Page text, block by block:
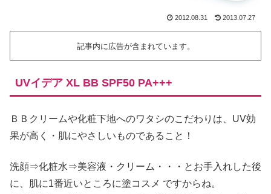
2012.08.31 2013.07.27
記事内に広告が含まれています。
UVイデア XL BB SPF50 PA+++
ＢＢクリームや化粧下地へのワタシのこだわりは、UV効
果が高く・肌にやさしいものであること！
洗顔⇒化粧水⇒美容液・クリーム・・・とお手入れした後
に、肌に1番近いところに塗コスメ ですからね。